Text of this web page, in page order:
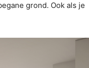
grond. Ook als je